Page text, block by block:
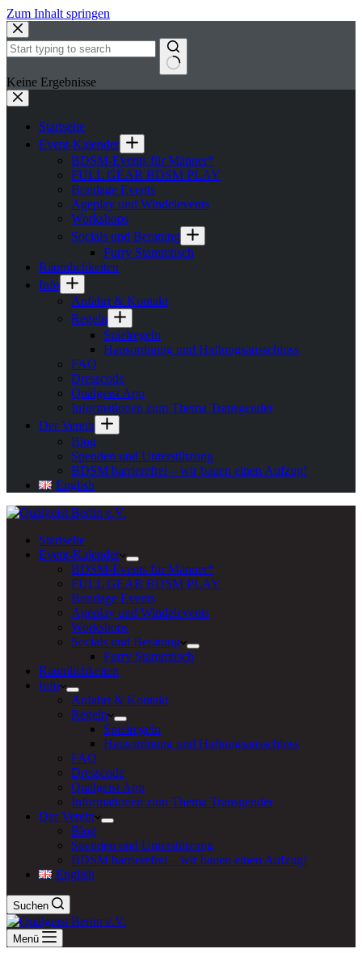
Zum Inhalt springen
Keine Ergebnisse
Startseite
Event-Kalender
BDSM-Events für Männer*
FULL GEAR BDSM PLAY
Bondage Events
Ageplay und Windelevents
Workshops
Socials und Beratung
Furry Stammtisch
Räumlichkeiten
Info
Anfahrt & Kontakt
Regeln
Spielregeln
Hausordnung und Haftungsausschluss
FAQ
Dresscode
Quälgeist App
Informationen zum Thema Transgender
Der Verein
Blog
Spenden und Unterstützung
BDSM barrierefrei – wir bauen einen Aufzug!
English
Startseite
Event-Kalender
BDSM-Events für Männer*
FULL GEAR BDSM PLAY
Bondage Events
Ageplay und Windelevents
Workshops
Socials und Beratung
Furry Stammtisch
Räumlichkeiten
Info
Anfahrt & Kontakt
Regeln
Spielregeln
Hausordnung und Haftungsausschluss
FAQ
Dresscode
Quälgeist App
Informationen zum Thema Transgender
Der Verein
Blog
Spenden und Unterstützung
BDSM barrierefrei – wir bauen einen Aufzug!
English
Suchen
Menü